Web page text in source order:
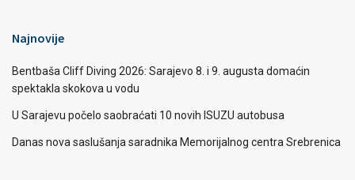
Najnovije
Bentbaša Cliff Diving 2026: Sarajevo 8. i 9. augusta domaćin
spektakla skokova u vodu
U Sarajevu počelo saobraćati 10 novih ISUZU autobusa
Danas nova saslušanja saradnika Memorijalnog centra Srebrenica